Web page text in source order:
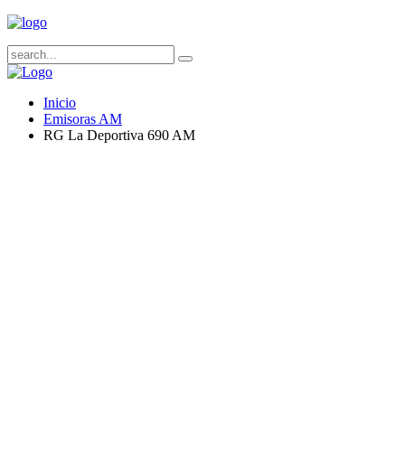
Inicio
Emisoras AM
RG La Deportiva 690 AM